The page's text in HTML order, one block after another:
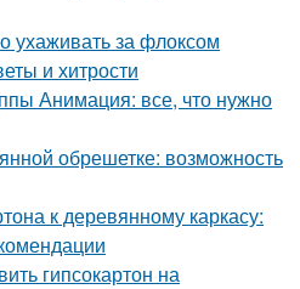
ухаживать за флоксом
и хитрости
Анимация: все, что нужно
обрешетке: возможность
к деревянному каркасу:
гипсокартон на